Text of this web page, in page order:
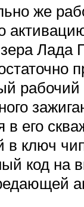
же
Лада
рабочий
в его
в ключ
код на